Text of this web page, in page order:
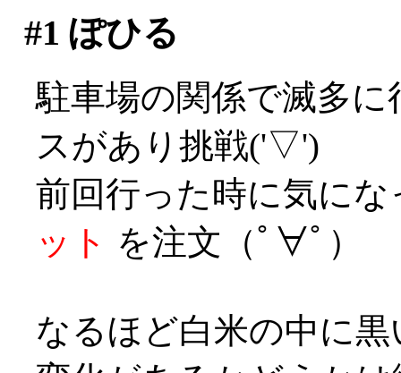
#1 ぽひる
駐車場の関係で滅多
スがあり挑戦('▽')
前回行った時に気に
ット を注文（ﾟ∀ﾟ）
なるほど白米の中に